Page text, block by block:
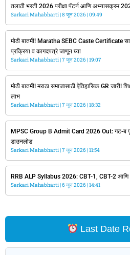
तलाठी भरती 2026 परीक्षा पॅटर्न आणि अभ्यासक्रम
Sarkari Mahabharti 8 जून 2026 09:49
मोठी बातमी! Maratha SEBC Caste Certificate
प्रक्रिया व कागदपत्रे जाणून घ्या
Sarkari Mahabharti 7 जून 2026 19:07
मोठी बातमी! मराठा समाजासाठी ऐतिहासिक GR जारी!
लाभ
Sarkari Mahabharti 7 जून 2026 18:32
MPSC Group B Admit Card 2026 Out: गट-ब
डाउनलोड
Sarkari Mahabharti 7 जून 2026 11:54
RRB ALP Syllabus 2026: CBT-1, CBT-2 आणि
Sarkari Mahabharti 6 जून 2026 14:41
Last Date